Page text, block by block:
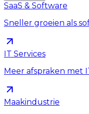
SaaS & Software
Sneller groeien als
IT Services
Meer afspraken met
Maakindustrie